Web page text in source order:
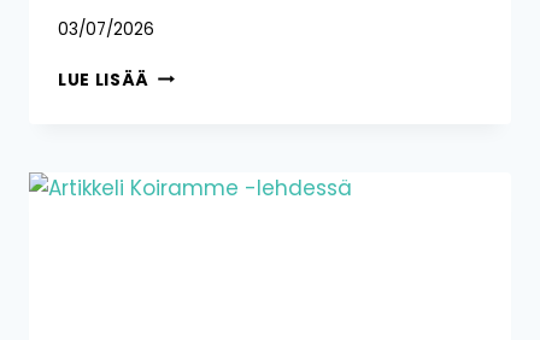
03/07/2026
LUE LISÄÄ HAEMME